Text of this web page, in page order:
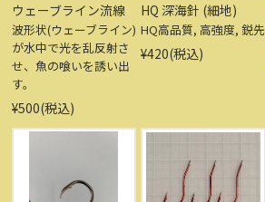
ウェーブライン流線
波形状(ウェーブライン)
が水中で光を乱反射さ
せ、魚の喰いを誘い出
す。
¥500(税込)
HQ 深海針 (細地)
HQ高品質, 高強度, 鋭先
¥420(税込)